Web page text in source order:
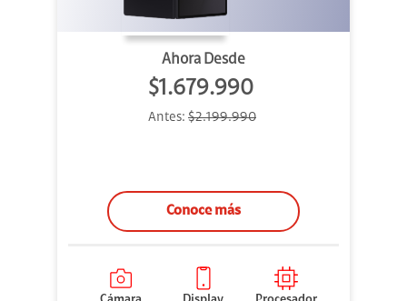
Ahora Desde
$1.679.990
Antes: $2.199.990
Conoce más